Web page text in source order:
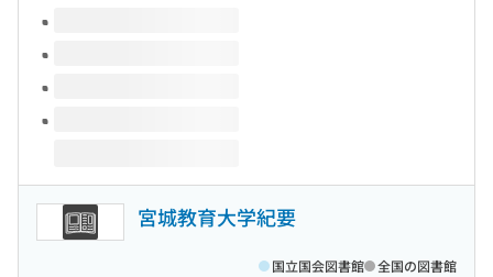
宮城教育大学紀要
国立国会図書館 全国の図書館